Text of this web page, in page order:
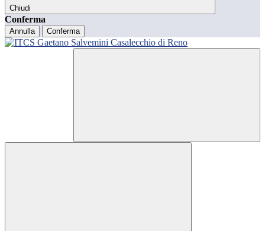
Chiudi
Conferma
Annulla Conferma